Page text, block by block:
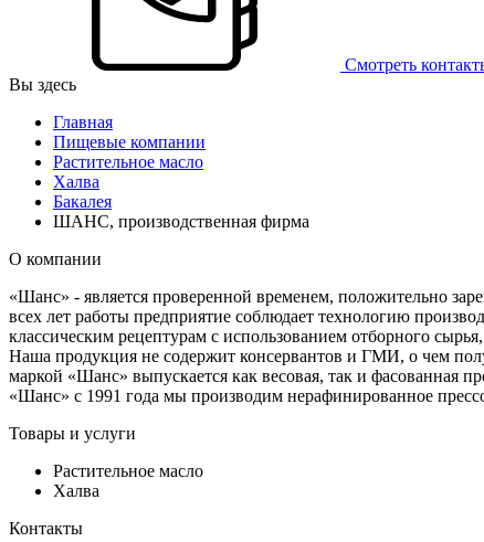
Смотреть
Вы здесь
Главная
Пищевые компании
Растительное масло
Халва
Бакалея
ШАНС, производственная фирма
О компании
«Шанс» - является проверенной временем, положительно
всех лет работы предприятие соблюдает технологию
классическим рецептурам с использованием отборного
Наша продукция не содержит консервантов и ГМИ, о чем
маркой «Шанс» выпускается как весовая, так и фасованная
«Шанс» с 1991 года мы производим нерафинированное
Товары и услуги
Растительное масло
Халва
Контакты